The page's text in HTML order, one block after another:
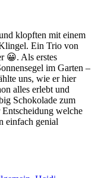
klopften mit einem
Ein Trio von
😀. Als erstes
im Garten –
uns, wie er hier
alles erlebt und
Schokolade zum
welche
einfach genial